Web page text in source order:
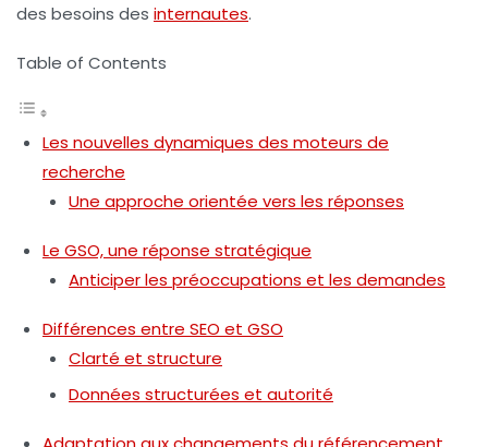
des besoins des internautes.
Table of Contents
Les nouvelles dynamiques des moteurs de
recherche
Une approche orientée vers les réponses
Le GSO, une réponse stratégique
Anticiper les préoccupations et les demandes
Différences entre SEO et GSO
Clarté et structure
Données structurées et autorité